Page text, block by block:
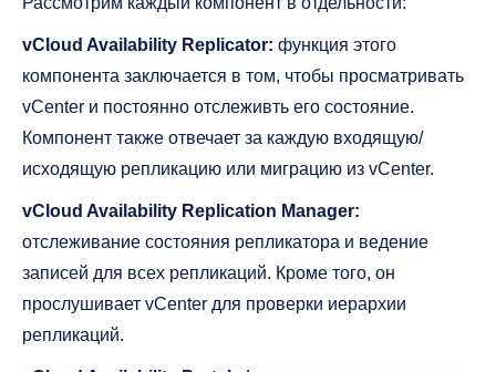
vCloud Availability Replicator: функция этого
компонента заключается в том, чтобы просматривать
vCenter и постоянно отслеживть его состояние.
Компонент также отвечает за каждую входящую/
исходящую репликацию или миграцию из vCenter.
vCloud Availability Replication Manager:
отслеживание состояния репликатора и ведение
записей для всех репликаций. Кроме того, он
прослушивает vCenter для проверки иерархии
репликаций.